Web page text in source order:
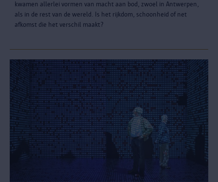
kwamen allerlei vormen van macht aan bod, zwoel in Antwerpen,
als in de rest van de wereld. Is het rijkdom, schoonheid of net
afkomst die het verschil maakt?